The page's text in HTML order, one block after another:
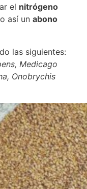
el nitrógeno
así un abono
las siguientes:
Medicago
Onobrychis